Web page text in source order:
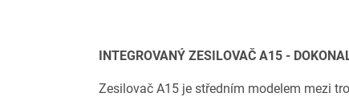
INTEGROVANÝ ZESILOVAČ A15 -
Zesilovač A15 je středním modelem mezi